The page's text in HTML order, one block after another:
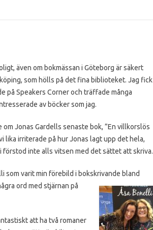
även om bokmässan i Göteborg är säkert
som hölls på det fina biblioteket. Jag fick
på Speakers Corner och träffade många
av böcker som jag.
Jonas Gardells senaste bok, ”En villkorslös
lika irriterade på hur Jonas lagt upp det hela,
inte alls vitsen med det sättet att skriva.
varit min förebild i bokskrivande bland
ord med stjärnan på
att ha två romaner